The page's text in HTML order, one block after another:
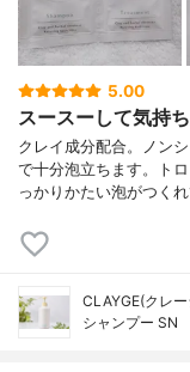
5.00
スースーして気持ち
クレイ成分配合。ノン
で十分泡立ちます。ト
っかりかたい泡がつく
CLAYGE(クレ
シャンプー SN